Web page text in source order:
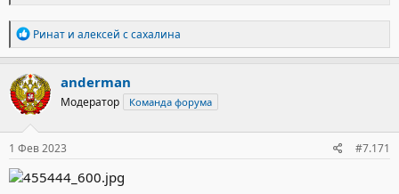
Р
е
а
к
ц
и
и
:
Ринат и алексей с сахалина
anderman
Модератор Команда форума
1 Фев 2023 #7.171